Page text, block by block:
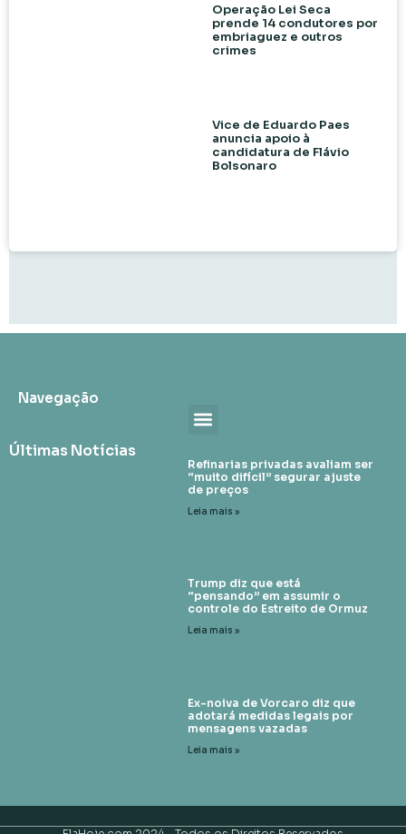
Operação Lei Seca
prende 14 condutores por
embriaguez e outros
crimes
Vice de Eduardo Paes
anuncia apoio à
candidatura de Flávio
Bolsonaro
Navegação
Últimas Notícias
Refinarias privadas avaliam ser
“muito difícil” segurar ajuste
de preços
Leia mais »
Trump diz que está
“pensando” em assumir o
controle do Estreito de Ormuz
Leia mais »
Ex-noiva de Vorcaro diz que
adotará medidas legais por
mensagens vazadas
Leia mais »